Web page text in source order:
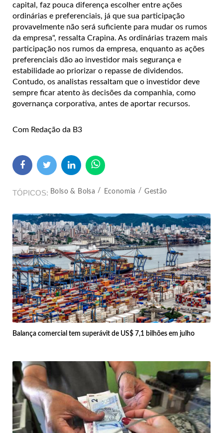
capital, faz pouca diferença escolher entre ações
ordinárias e preferenciais, já que sua participação
provavelmente não será suficiente para mudar os rumos
da empresa", ressalta Crapina. As ordinárias trazem mais
participação nos rumos da empresa, enquanto as ações
preferenciais dão ao investidor mais segurança e
estabilidade ao priorizar o repasse de dividendos.
Contudo, os analistas ressaltam que o investidor deve
sempre ficar atento às decisões da companhia, como
governança corporativa, antes de aportar recursos.
Com Redação da B3
TÓPICOS Bolso & Bolsa Economia Gestão
Balança comercial tem superávit de US$ 7,1 bilhões em julho